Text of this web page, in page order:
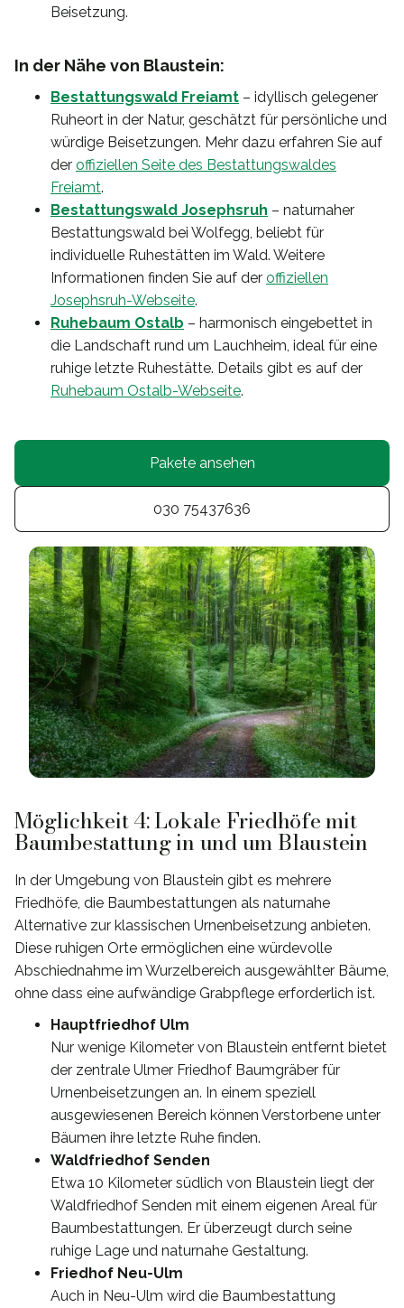
Beisetzung.
In der Nähe von Blaustein:
Bestattungswald Freiamt – idyllisch gelegener
Ruheort in der Natur, geschätzt für persönliche und
würdige Beisetzungen. Mehr dazu erfahren Sie auf
der offiziellen Seite des Bestattungswaldes
Freiamt.
Bestattungswald Josephsruh – naturnaher
Bestattungswald bei Wolfegg, beliebt für
individuelle Ruhestätten im Wald. Weitere
Informationen finden Sie auf der offiziellen
Josephsruh-Webseite.
Ruhebaum Ostalb – harmonisch eingebettet in
die Landschaft rund um Lauchheim, ideal für eine
ruhige letzte Ruhestätte. Details gibt es auf der
Ruhebaum Ostalb-Webseite.
Pakete ansehen
030 75437636
Möglichkeit 4: Lokale Friedhöfe mit
Baumbestattung in und um Blaustein
In der Umgebung von Blaustein gibt es mehrere
Friedhöfe, die Baumbestattungen als naturnahe
Alternative zur klassischen Urnenbeisetzung anbieten.
Diese ruhigen Orte ermöglichen eine würdevolle
Abschiednahme im Wurzelbereich ausgewählter Bäume,
ohne dass eine aufwändige Grabpflege erforderlich ist.
Hauptfriedhof Ulm
Nur wenige Kilometer von Blaustein entfernt bietet
der zentrale Ulmer Friedhof Baumgräber für
Urnenbeisetzungen an. In einem speziell
ausgewiesenen Bereich können Verstorbene unter
Bäumen ihre letzte Ruhe finden.
Waldfriedhof Senden
Etwa 10 Kilometer südlich von Blaustein liegt der
Waldfriedhof Senden mit einem eigenen Areal für
Baumbestattungen. Er überzeugt durch seine
ruhige Lage und naturnahe Gestaltung.
Friedhof Neu-Ulm
Auch in Neu-Ulm wird die Baumbestattung